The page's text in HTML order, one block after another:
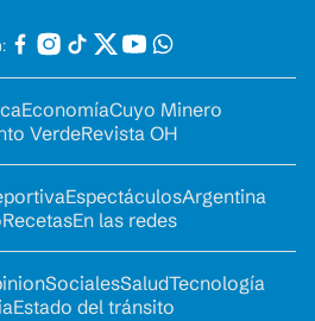
EconomíaCuyo Minero
VerdeRevista OH
EspectáculosArgentina
RecetasEn las redes
SocialesSaludTecnología
Estado del tránsito